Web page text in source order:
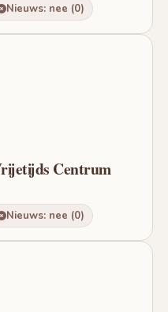
Nieuws: nee (0)
Centrum
Nieuws: nee (0)